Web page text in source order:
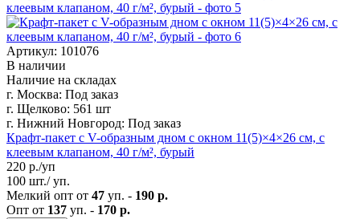
Артикул: 101076
В наличии
Наличие на складах
г. Москва: Под заказ
г. Щелково: 561 шт
г. Нижний Новгород: Под заказ
Крафт-пакет с V-образным дном с окном 11(5)×4×26 см, с
клеевым клапаном, 40 г/м², бурый
220 р./уп
100 шт./ уп.
Мелкий опт от 47 уп. - 190 р.
Опт от 137 уп. - 170 р.